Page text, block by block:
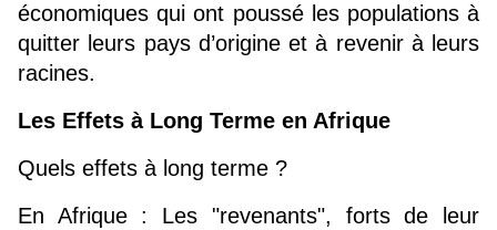
économiques qui ont poussé les populations à
quitter leurs pays d’origine et à revenir à leurs
racines.
Les Effets à Long Terme en Afrique
Quels effets à long terme ?
En Afrique : Les "revenants", forts de leur